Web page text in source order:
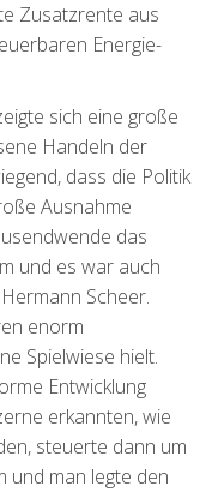
Zusatzrente aus
Energie-
sich eine große
Handeln der
dass die Politik
Ausnahme
das
und es war auch
Scheer.
enorm
Spielwiese hielt.
Entwicklung
erkannten, wie
steuerte dann um
und man legte den